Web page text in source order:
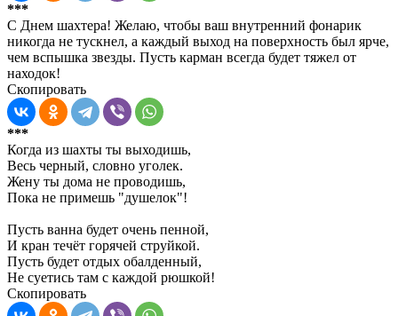
***
С Днем шахтера! Желаю, чтобы ваш внутренний фонарик
никогда не тускнел, а каждый выход на поверхность был ярче,
чем вспышка звезды. Пусть карман всегда будет тяжел от
находок!
Скопировать
***
Когда из шахты ты выходишь,
Весь черный, словно уголек.
Жену ты дома не проводишь,
Пока не примешь "душелок"!
Пусть ванна будет очень пенной,
И кран течёт горячей струйкой.
Пусть будет отдых обалденный,
Не суетись там с каждой рюшкой!
Скопировать